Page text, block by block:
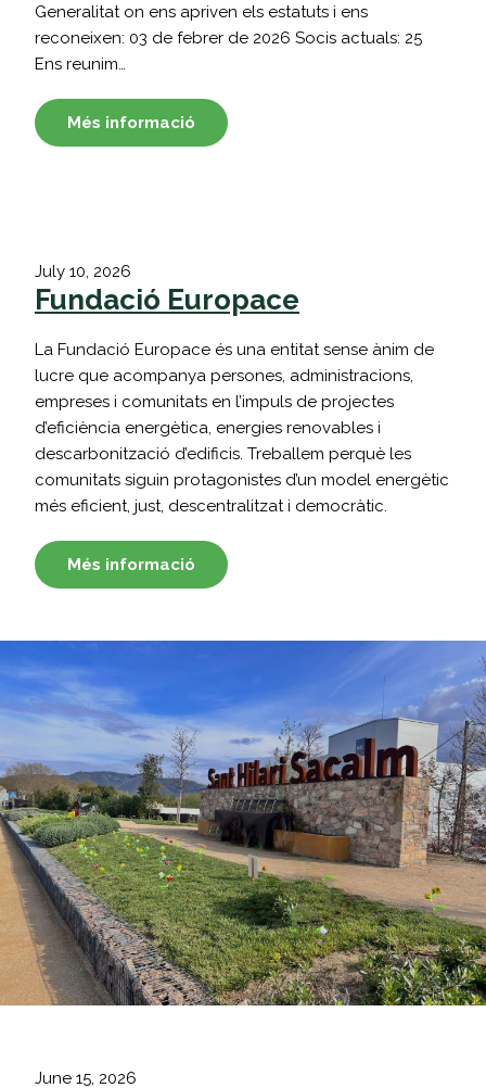
Generalitat on ens apriven els estatuts i ens
reconeixen: 03 de febrer de 2026 Socis actuals: 25
Ens reunim…
Més informació
July 10, 2026
Fundació Europace
La Fundació Europace és una entitat sense ànim de
lucre que acompanya persones, administracions,
empreses i comunitats en l’impuls de projectes
d’eficiència energètica, energies renovables i
descarbonització d’edificis. Treballem perquè les
comunitats siguin protagonistes d’un model energètic
més eficient, just, descentralitzat i democràtic.
Més informació
June 15, 2026